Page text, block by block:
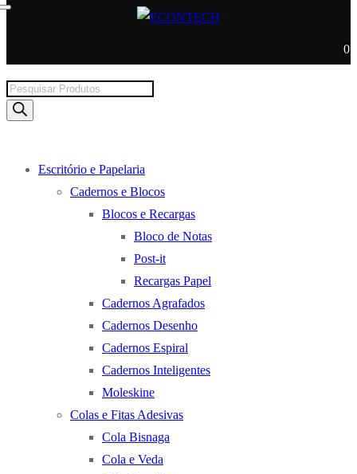
0
Products
search
Escritório e Papelaria
Cadernos e Blocos
Blocos e Recargas
Bloco de Notas
Post-it
Recargas Papel
Cadernos Agrafados
Cadernos Desenho
Cadernos Espiral
Cadernos Inteligentes
Moleskine
Colas e Fitas Adesivas
Cola Bisnaga
Cola e Veda